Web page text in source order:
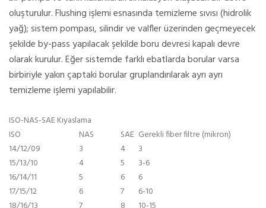
oluşturulur. Flushing işlemi esnasında temizleme sıvısı (hidrolik
yağ); sistem pompası, silindir ve valfler üzerinden geçmeyecek
şekilde by-pass yapılacak şekilde boru devresi kapalı devre
olarak kurulur. Eğer sistemde farklı ebatlarda borular varsa
birbiriyle yakın çaptaki borular gruplandırılarak ayrı ayrı
temizleme işlemi yapılabilir.
ISO-NAS-SAE Kıyaslama
ISO
NAS SAE Gerekli fiber filtre (mikron)
14/12/09
3 4
3
15/13/10
4 5
3-6
16/14/11
5 6
6
17/15/12
6 7
6-10